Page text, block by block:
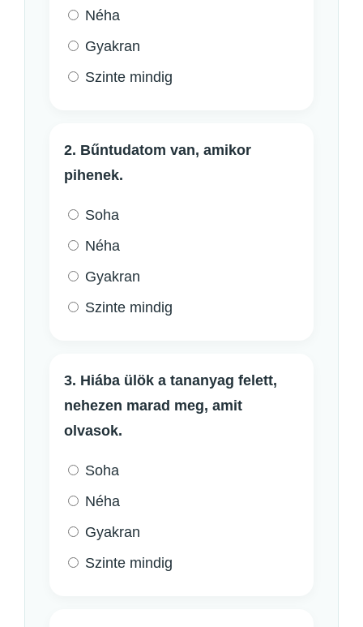
Néha
Gyakran
Szinte mindig
2. Bűntudatom van, amikor
pihenek.
Soha
Néha
Gyakran
Szinte mindig
3. Hiába ülök a tananyag felett,
nehezen marad meg, amit
olvasok.
Soha
Néha
Gyakran
Szinte mindig